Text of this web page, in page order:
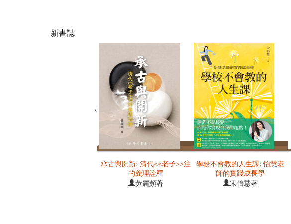
新書誌
承古與開新: 清代<<老子>>注
的義理詮釋
黃麗頻著
學校不會教的人生課: 怡慧老
師的實踐成長學
宋怡慧著
‹